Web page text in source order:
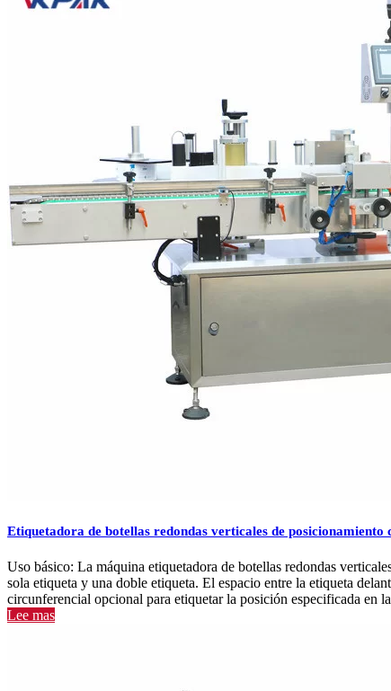
Etiquetadora de botellas redondas verticales de posicionamiento
Uso básico: La máquina etiquetadora de botellas redondas
sola etiqueta y una doble etiqueta. El espacio entre la etiqueta
circunferencial opcional para etiquetar la posición especificada en
Lee mas